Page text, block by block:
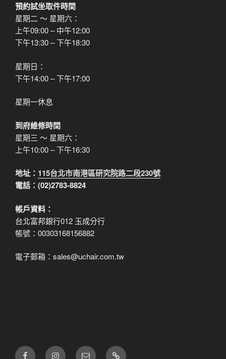
預約試坐取件時間
星期二 ～ 星期六：
上午09:00 – 中午12:00
下午13:30 – 下午18:30
星期日：
下午14:00 – 下午17:00
星期一休息
到府維修時間
星期三 ～ 星期六：
上午10:00 – 下午16:30
地址： 115台北市南港區研究院路二段230號
電話：(02)2783-8824
帳戶資料：
台北富邦銀行012 玉成分行
帳號：00303168156882
電子郵箱：sales@uchair.com.tw
FB IG 電 LINE